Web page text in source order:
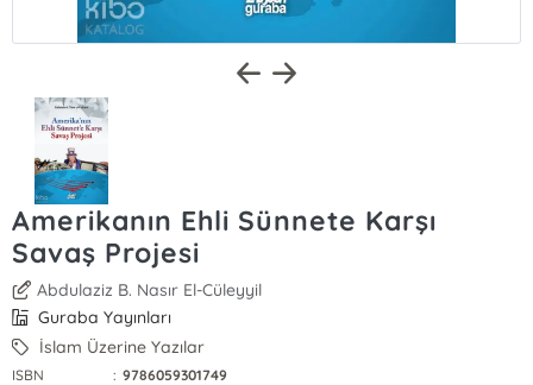
Amerikanın Ehli Sünnete Karşı
Savaş Projesi
Abdulaziz B. Nasır El-Cüleyyil
Guraba Yayınları
İslam Üzerine Yazılar
ISBN : 9786059301749